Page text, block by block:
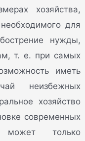
хозяйства,
для
нужды,
т. е. при самых
иметь
неизбежных
хозяйство
современных
может только